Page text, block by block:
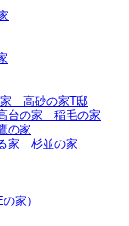
＿高砂の家T邸
台の家＿稲毛の家
の家
家＿杉並の家
家）